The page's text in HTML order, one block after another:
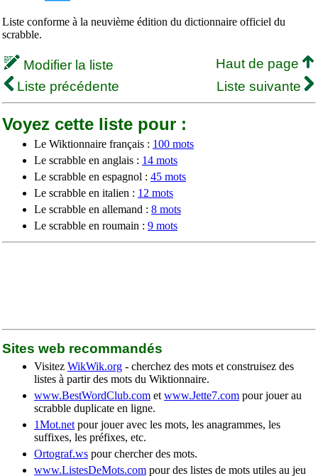
Liste conforme à la neuvième édition du dictionnaire officiel du
scrabble.
Modifier la liste
Haut de page
Liste précédente
Liste suivante
Voyez cette liste pour :
Le Wiktionnaire français : 100 mots
Le scrabble en anglais : 14 mots
Le scrabble en espagnol : 45 mots
Le scrabble en italien : 12 mots
Le scrabble en allemand : 8 mots
Le scrabble en roumain : 9 mots
Sites web recommandés
Visitez WikWik.org - cherchez des mots et construisez des
listes à partir des mots du Wiktionnaire.
www.BestWordClub.com et www.Jette7.com pour jouer au
scrabble duplicate en ligne.
1Mot.net pour jouer avec les mots, les anagrammes, les
suffixes, les préfixes, etc.
Ortograf.ws pour chercher des mots.
www.ListesDeMots.com pour des listes de mots utiles au jeu